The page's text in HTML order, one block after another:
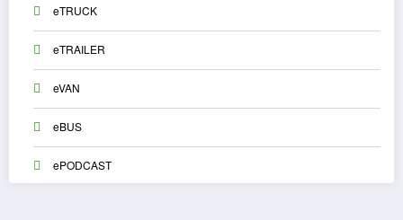
eTRUCK
eTRAILER
eVAN
eBUS
ePODCAST